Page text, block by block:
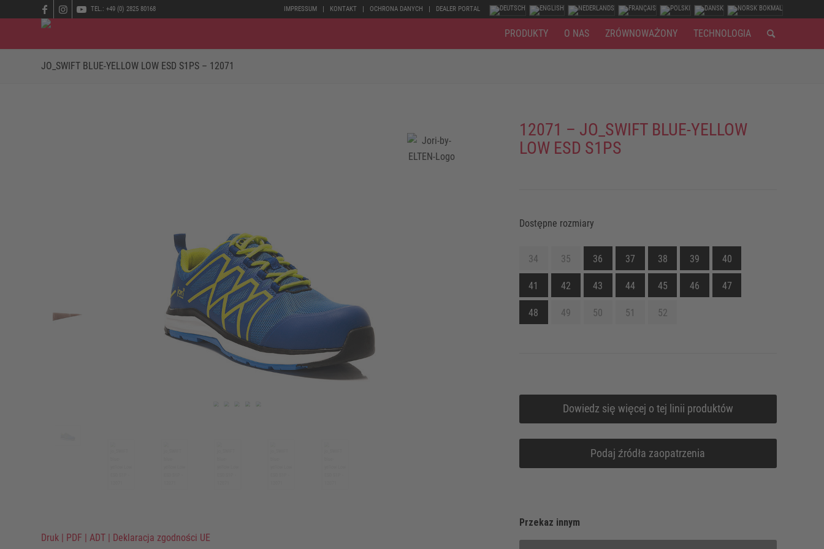
IMPRESSUM KONTAKT OCHRONA DANYCH DEALER PORTAL
TEL.: +49 (0) 2825 80168
PRODUKTY O NAS ZRÓWNOWAŻONY TECHNOLOGIA
JO_SWIFT BLUE-YELLOW LOW ESD S1PS – 12071
Druk | PDF | ADT | Deklaracja zgodności UE
12071 – JO_SWIFT BLUE-YELLOW
LOW ESD S1PS
Dostępne rozmiary
34 35 36 37 38 39 40
41 42 43 44 45 46 47
48 49 50 51 52
Dowiedz się więcej o tej linii produktów
Podaj źródła zaopatrzenia
Przekaz innym